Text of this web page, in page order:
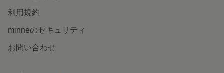
利用規約
minneのセキュリティ
お問い合わせ